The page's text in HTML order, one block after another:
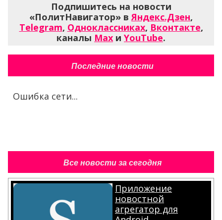
Подпишитесь на новости
«ПолитНавигатор» вЯндекс.Дзен,
Telegram, Одноклассниках, Вконтакте,
каналы Max и YouTube.
Последние новости
Ошибка сети...
Все новости за сегодня
Приложение
новостной
агрегатор для